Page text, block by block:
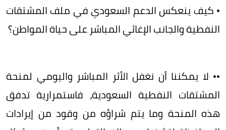
• ​كيف ينعكس الدعم السعودي في ملف المشتقات
النفطية والجانب الإغاثي المباشر على حياة المواطن؟
•• ​لا يمكننا أن نغفل الأثر المباشر واليومي لمنحة
المشتقات النفطية السعودية، فاستمرارية تدفق
هذه المنحة وما يتم شراؤه من وقود من إيرادات